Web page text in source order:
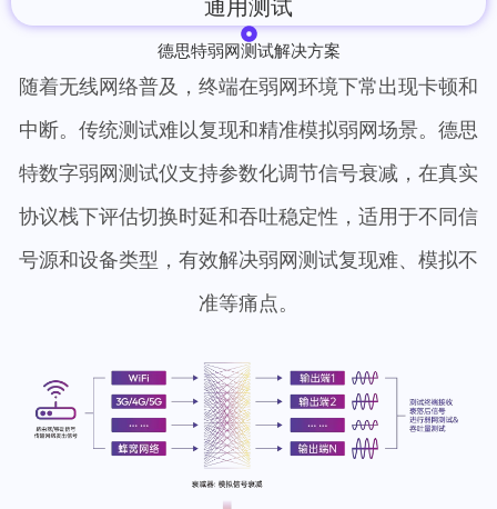
德思特弱网测试解决方案
随着无线网络普及，终端在弱网环境下常出现卡顿和
中断。传统测试难以复现和精准模拟弱网场景。德思
特数字弱网测试仪支持参数化调节信号衰减，在真实
协议栈下评估切换时延和吞吐稳定性，适用于不同信
号源和设备类型，有效解决弱网测试复现难、模拟不
准等痛点。